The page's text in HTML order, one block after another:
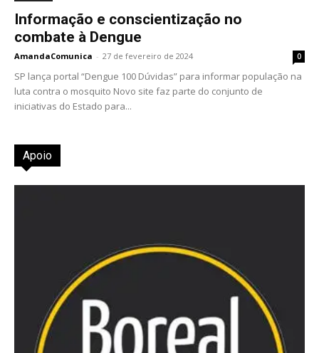
Informação e conscientização no
combate à Dengue
AmandaComunica - 27 de fevereiro de 2024 0
SP lança portal “Dengue 100 Dúvidas” para informar população na
luta contra o mosquito Novo site faz parte do conjunto de
iniciativas do Estado para...
Apoio